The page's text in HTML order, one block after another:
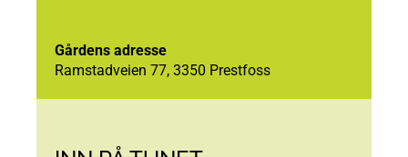
Gårdens adresse
Ramstadveien 77, 3350 Prestfoss